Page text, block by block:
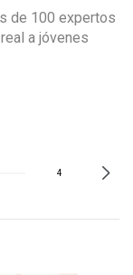
de 100 expertos
a jóvenes
4